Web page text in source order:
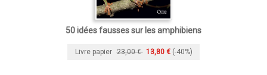
50 idées fausses sur les amphibiens
Livre papier 23,00 € 13,80 € (-40%)